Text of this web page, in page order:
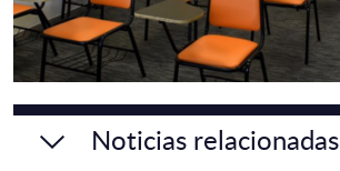
Noticias relacionadas